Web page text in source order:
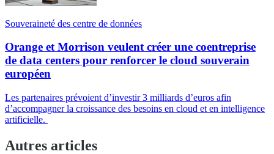
Souveraineté des centre de données
Orange et Morrison veulent créer une coentreprise
de data centers pour renforcer le cloud souverain
européen
Les partenaires prévoient d’investir 3 milliards d’euros afin
d’accompagner la croissance des besoins en cloud et en intelligence
artificielle.
Autres articles